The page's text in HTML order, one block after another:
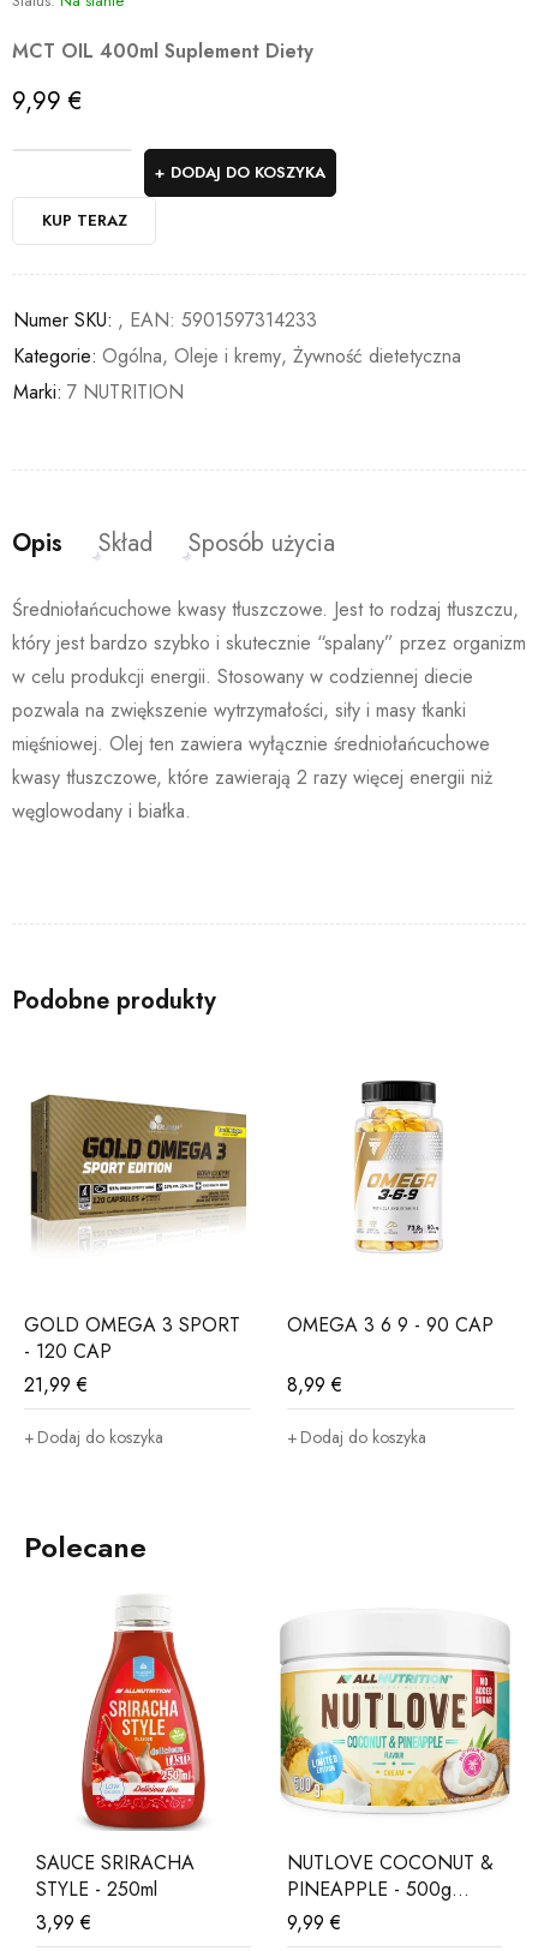
MCT OIL 400ml Suplement Diety
9,99€
DODAJ DO KOSZYKA
KUP TERAZ
Numer SKU: , EAN: 5901597314233
Kategorie: Ogólna, Oleje i kremy, Żywność dietetyczna
Marki: 7 NUTRITION
Opis Skład Sposób użycia
Średniołańcuchowe kwasy tłuszczowe. Jest to rodzaj tłuszczu,
który jest bardzo szybko i skutecznie “spalany” przez organizm
w celu produkcji energii. Stosowany w codziennej diecie
pozwala na zwiększenie wytrzymałości, siły i masy tkanki
mięśniowej. Olej ten zawiera wyłącznie średniołańcuchowe
kwasy tłuszczowe, które zawierają 2 razy więcej energii niż
węglowodany i białka.
Podobne produkty
GOLD OMEGA 3 SPORT
- 120 CAP
21,99€
Dodaj do koszyka
OMEGA 3 6 9 - 90 CAP
8,99€
Dodaj do koszyka
Polecane
SAUCE SRIRACHA
STYLE - 250ml
3,99€
NUTLOVE COCONUT &
PINEAPPLE - 500g
LIMITED EDITION
9,99€